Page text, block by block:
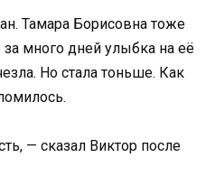
Тамара Борисовна тоже
много дней улыбка на её
Но стала тоньше. Как
— сказал Виктор после